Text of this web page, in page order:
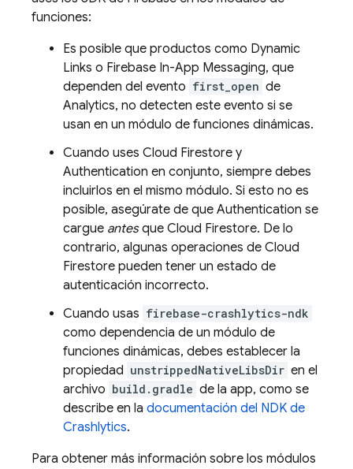
funciones:
Es posible que productos como Dynamic
Links o Firebase In-App Messaging, que
dependen del evento first_open de
Analytics, no detecten este evento si se
usan en un módulo de funciones dinámicas.
Cuando uses Cloud Firestore y
Authentication en conjunto, siempre debes
incluirlos en el mismo módulo. Si esto no es
posible, asegúrate de que Authentication se
cargue antesque Cloud Firestore. De lo
contrario, algunas operaciones de Cloud
Firestore pueden tener un estado de
autenticación incorrecto.
Cuando usas firebase-crashlytics-ndk
como dependencia de un módulo de
funciones dinámicas, debes establecer la
propiedad unstrippedNativeLibsDir en el
archivo build.gradle de la app, como se
describe en la documentación del NDK de
Crashlytics.
Para obtener más información sobre los módulos